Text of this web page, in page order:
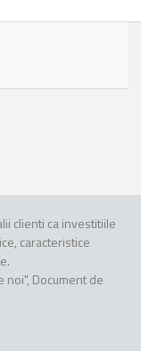
clienti ca investitiile
caracteristice
noi", Document de